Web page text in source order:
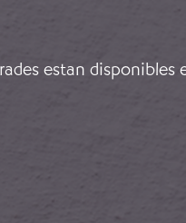
estan